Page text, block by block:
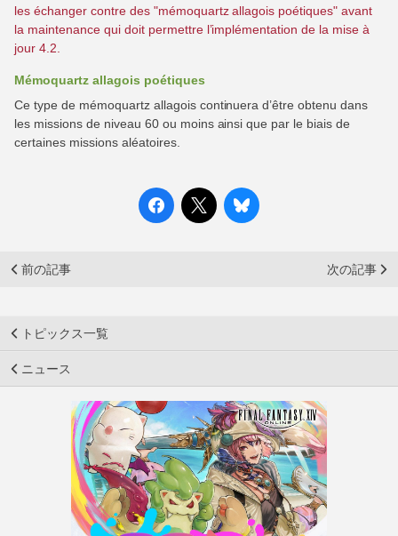
les échanger contre des "mémoquartz allagois poétiques" avant
la maintenance qui doit permettre l’implémentation de la mise à
jour 4.2.
Mémoquartz allagois poétiques
Ce type de mémoquartz allagois continuera d’être obtenu dans
les missions de niveau 60 ou moins ainsi que par le biais de
certaines missions aléatoires.
前の記事 次の記事
トピックス一覧
ニュース